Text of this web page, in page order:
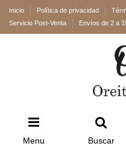
Inicio Política de privacidad
Servicio Post-Venta
Envíos de 2 a
Menu Buscar